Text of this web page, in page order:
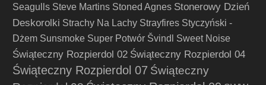
Seagulls Steve Martins Stoned Agnes Stonerowy Dzień
Deskorolki Strachy Na Lachy Strayfires Styczyński -
Dżem Sunsmoke Super Potwór Švindl Sweet Noise
Świąteczny Rozpierdol 02 Świąteczny Rozpierdol 04
Świąteczny Rozpierdol 07 Świąteczny